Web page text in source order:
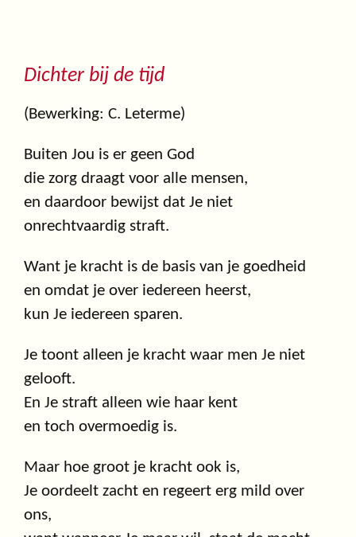
Dichter bij de tijd
(Bewerking: C. Leterme)
Buiten Jou is er geen God
die zorg draagt voor alle mensen,
en daardoor bewijst dat Je niet
onrechtvaardig straft.
Want je kracht is de basis van je goedheid
en omdat je over iedereen heerst,
kun Je iedereen sparen.
Je toont alleen je kracht waar men Je niet
gelooft.
En Je straft alleen wie haar kent
en toch overmoedig is.
Maar hoe groot je kracht ook is,
Je oordeelt zacht en regeert erg mild over
ons,